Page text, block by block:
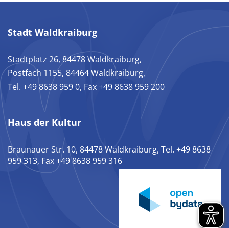
Stadt Waldkraiburg
Stadtplatz 26, 84478 Waldkraiburg,
Postfach 1155, 84464 Waldkraiburg,
Tel. +49 8638 959 0, Fax +49 8638 959 200
Haus der Kultur
Braunauer Str. 10, 84478 Waldkraiburg, Tel. +49 8638
959 313, Fax +49 8638 959 316